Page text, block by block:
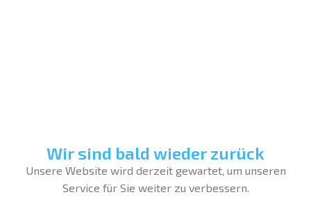
Wir sind bald wieder zurück
Unsere Website wird derzeit gewartet, um unseren
Service für Sie weiter zu verbessern.